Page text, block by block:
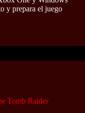
y prepara el juego
Tomb Raider